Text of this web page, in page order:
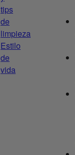
tips
de
limpieza
Estilo
de
vida